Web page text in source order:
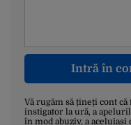
Intră în
Vă rugăm să țineți cont
instigator la ură, a
în mod abuziv, a